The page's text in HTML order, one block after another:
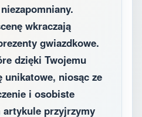
wkraczają
gwiazdkowe.
dzięki Twojemu
unikatowe, niosąc ze
i osobiste
artykule przyjrzymy